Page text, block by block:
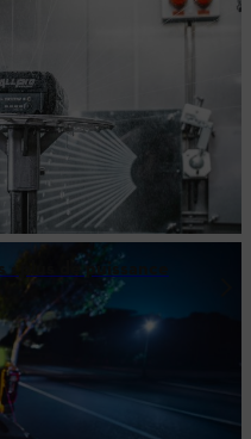
plus de puissance
S .
à une température
avec AL 1802 MO. Uniquement
P et AP 300.0 P(C).